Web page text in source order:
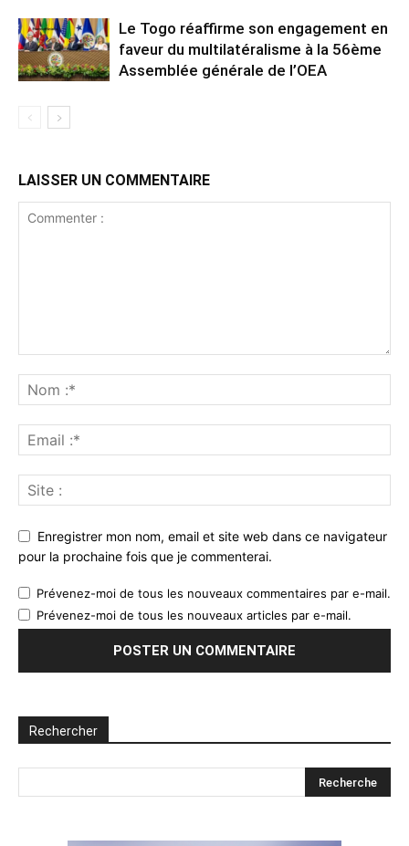
Le Togo réaffirme son engagement en
faveur du multilatéralisme à la 56ème
Assemblée générale de l’OEA
LAISSER UN COMMENTAIRE
Enregistrer mon nom, email et site web dans ce navigateur
pour la prochaine fois que je commenterai.
Prévenez-moi de tous les nouveaux commentaires par e-mail.
Prévenez-moi de tous les nouveaux articles par e-mail.
Rechercher